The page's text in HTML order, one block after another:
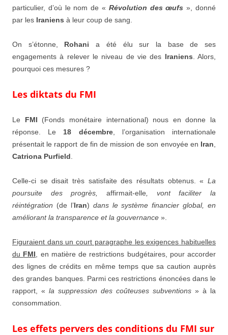
particulier, d’où le nom de « Révolution des œufs », donné
par les Iraniens à leur coup de sang.
On s’étonne, Rohani a été élu sur la base de ses
engagements à relever le niveau de vie des Iraniens . Alors,
pourquoi ces mesures ?
Les diktats du FMI
Le FMI (Fonds monétaire international) nous en donne la
réponse. Le 18 décembre, l’organisation internationale
présentait le rapport de fin de mission de son envoyée en Iran
Catriona Purfield
Celle-ci se disait très satisfaite des résultats obtenus. « La
poursuite des progrès, affirmait-elle , vont faciliter la
réintégration (de l’Iran) dans le système financier global, en
améliorant la transparence et la gouvernance ».
Figuraient dans un court paragraphe les exigences habituelles
du FMI , en matière de restrictions budgétaires, pour accorder
des lignes de crédits en même temps que sa caution auprès
des grandes banques. Parmi ces restrictions énoncées dans le
rapport, « la suppression des coûteuses subventions » à la
consommation.
Les effets pervers des conditions du FMI sur